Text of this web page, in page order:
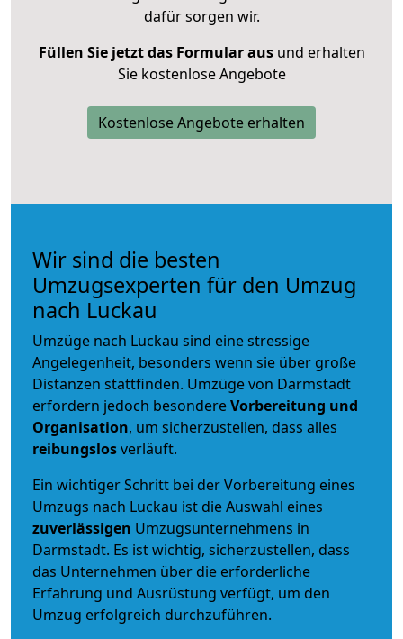
dafür sorgen wir.
Füllen Sie jetzt das Formular ausund erhalten
Sie kostenlose Angebote
Kostenlose Angebote erhalten
Wir sind die besten
Umzugsexperten für den Umzug
nach Luckau
Umzüge nach Luckau sind eine stressige
Angelegenheit, besonders wenn sie über große
Distanzen stattfinden. Umzüge von Darmstadt
erfordern jedoch besondereVorbereitung und
Organisation, um sicherzustellen, dass alles
reibungslosverläuft.
Ein wichtiger Schritt bei der Vorbereitung eines
Umzugs nach Luckau ist die Auswahl eines
zuverlässigen Umzugsunternehmens in
Darmstadt. Es ist wichtig, sicherzustellen, dass
das Unternehmen über die erforderliche
Erfahrung und Ausrüstung verfügt, um den
Umzug erfolgreich durchzuführen.